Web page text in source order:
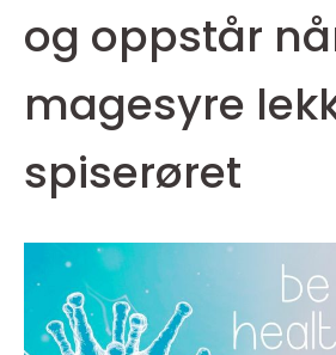
og oppstår
magesyre
spiserøret